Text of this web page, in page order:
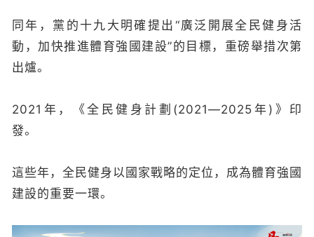
同年，黨的十九大明確提出“廣泛開展全民健身活
動，加快推進體育強國建設”的目標，重磅舉措次第
出爐。
2021年，《全民健身計劃(2021—2025年)》印
發。
這些年，全民健身以國家戰略的定位，成為體育強國
建設的重要一環。